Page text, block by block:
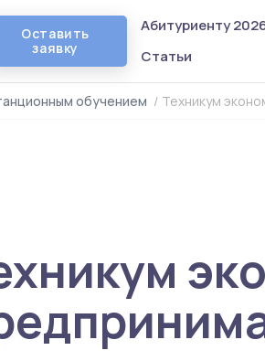
Оставить
заявку
Абитуриенту
Статьи
обучением / Техникум